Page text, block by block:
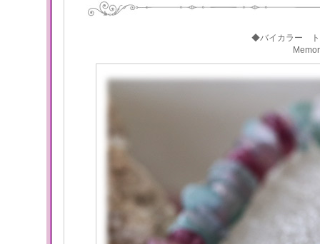
◆バイカラー ト